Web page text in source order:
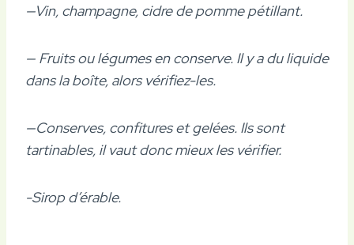
—Vin, champagne, cidre de pomme pétillant.
— Fruits ou légumes en conserve. Il y a du liquide
dans la boîte, alors vérifiez-les.
—Conserves, confitures et gelées. Ils sont
tartinables, il vaut donc mieux les vérifier.
-Sirop d’érable.